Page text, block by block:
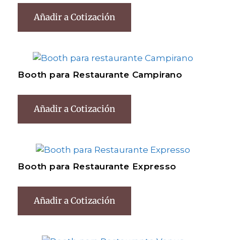
Añadir a Cotización
Booth para Restaurante Campirano
Añadir a Cotización
Booth para Restaurante Expresso
Añadir a Cotización